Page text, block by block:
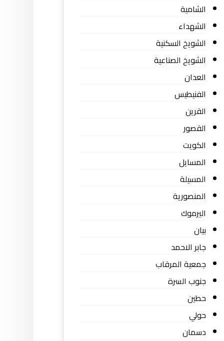
الشامية
الشهداء
الشويخ السكنية
الشويخ الصناعية
العدان
الفنيطيس
القرين
القصور
الكويت
المسايل
المسيلة
المنصورية
اليرموك
بيان
جابر الاحمد
جمعية المرقاب
جنوب السرة
حطين
حولي
دسمان